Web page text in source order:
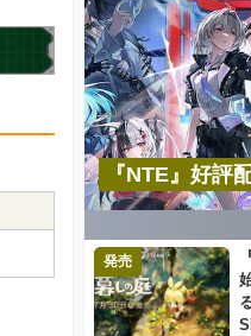
『NTE』好評
発売